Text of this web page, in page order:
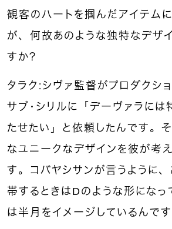
観客のハートを掴んだアイテム
が、何故あのような独特なデザ
すか？
タラク：シヴァ監督がプロダクシ
サブ・シリルに「デーヴァラには
たせたい」と依頼したんです。
なユニークなデザインを彼が考
す。コバヤシサンが言うように
帯するときはDのような形になっ
は半月をイメージしているんです